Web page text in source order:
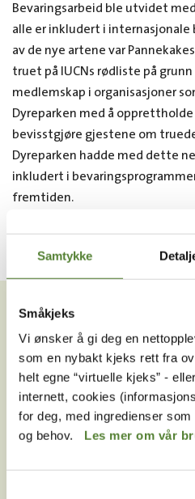
Samtykke
Småkjeks
Vi ønsker å gi deg en
som en nybakt kjeks rett fra
helt egne “virtuelle kjeks” -
internett, cookies
for deg, med ingredienser
og behov. Les mer om vår
Bevaringsarbeid ble utvidet
alle er inkludert i internasjonale
av de nye artene var
truet på IUCNs rødliste på
medlemskap i organisasjoner
Dyreparken med å
bevisstgjøre gjestene om
Dyreparken hadde med dette
inkludert i
fremtiden.
VIL DU HA
OSS?
Melder du deg på
unike tilbud og nyheter.
av mange fordeler.
E-post